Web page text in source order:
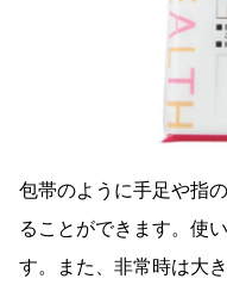
包帯のように手足や指
ることができます。使
す。また、非常時は大